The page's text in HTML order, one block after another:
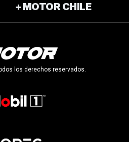
+MOTOR CHILE
los derechos reservados.